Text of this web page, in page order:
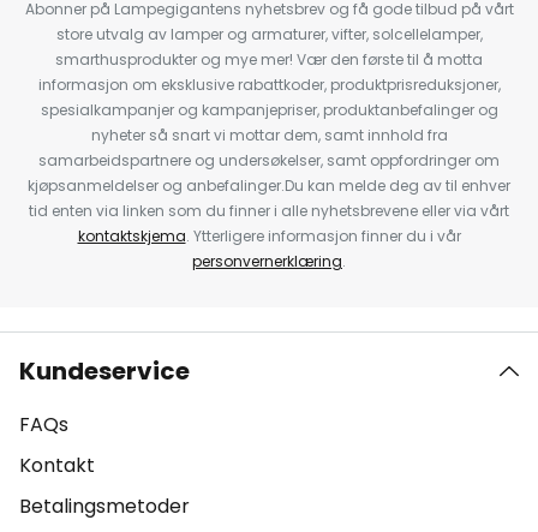
Abonner på Lampegigantens nyhetsbrev og få gode tilbud på vårt
store utvalg av lamper og armaturer, vifter, solcellelamper,
smarthusprodukter og mye mer! Vær den første til å motta
informasjon om eksklusive rabattkoder, produktprisreduksjoner,
spesialkampanjer og kampanjepriser, produktanbefalinger og
nyheter så snart vi mottar dem, samt innhold fra
samarbeidspartnere og undersøkelser, samt oppfordringer om
kjøpsanmeldelser og anbefalinger.Du kan melde deg av til enhver
tid enten via linken som du finner i alle nyhetsbrevene eller via vårt
kontaktskjema. Ytterligere informasjon finner du i vår
personvernerklæring.
Kundeservice
FAQs
Kontakt
Betalingsmetoder